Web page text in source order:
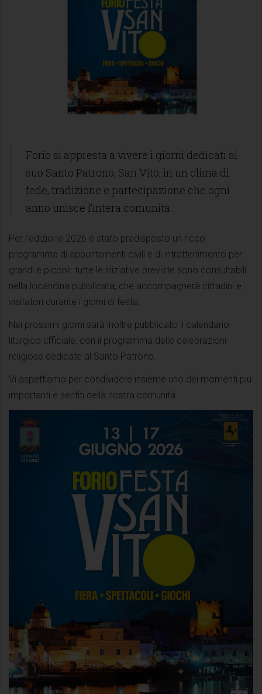
Forio si appresta a vivere i giorni dedicati al
suo Santo Patrono, San Vito, in un clima di
fede, tradizione e partecipazione che ogni
anno unisce l’intera comunità.
Per l’edizione 2026 è stato predisposto un ricco
programma di appuntamenti civili e di intrattenimento per
grandi e piccoli: tutte le iniziative previste sono consultabili
nella locandina pubblicata, che accompagnerà cittadini e
visitatori durante i giorni di festa.
Nei prossimi giorni sarà inoltre pubblicato il calendario
liturgico ufficiale, con il programma delle celebrazioni
religiose dedicate al Santo Patrono.
Vi aspettiamo per condividere insieme uno dei momenti più
importanti e sentiti della nostra comunità.